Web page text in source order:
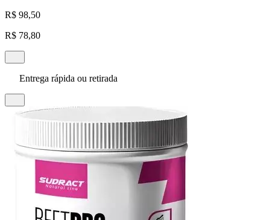
R$ 98,50
R$ 78,80
Entrega rápida ou retirada